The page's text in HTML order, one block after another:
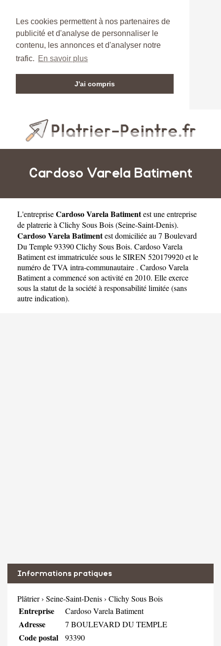
Les cookies permettent à nos partenaires de
publicité et d'analyse de personnaliser le
contenu, les annonces et d'analyser notre
trafic. En savoir plus
J'ai compris
Cardoso Varela Batiment
L'entrepriseCardoso Varela Batimentest uneentreprise
de platrerie à Clichy Sous Bois(Seine-Saint-Denis).
Cardoso Varela Batimentest domiciliée au 7 Boulevard
Du Temple 93390 Clichy Sous Bois. Cardoso Varela
Batiment est immatriculée sous le SIREN 520179920 et le
numéro de TVA intra-communautaire . Cardoso Varela
Batiment a commencé son activité en 2010. Elle exerce
sous la statut de la société à responsabilité limitée (sans
autre indication).
Informations pratiques
Plâtrier› Seine-Saint-Denis› Clichy Sous Bois
Entreprise Cardoso Varela Batiment
Adresse 7 BOULEVARD DU TEMPLE
Code postal 93390